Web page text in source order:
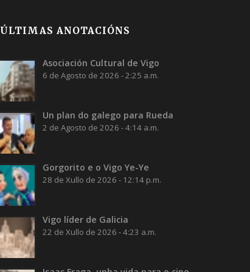
ÚLTIMAS ANOTACIÓNS
Asociación Cultural de Vigo
6 de Agosto de 2026 - 2:25 a.m.
Un plan do galego para Rueda
2 de Agosto de 2026 - 4:14 a.m.
Gorgorito e o Vigo Ye-Ye
28 de Xullo de 2026 - 12:14 p.m.
Vigo líder de Galicia
22 de Xullo de 2026 - 4:23 a.m.